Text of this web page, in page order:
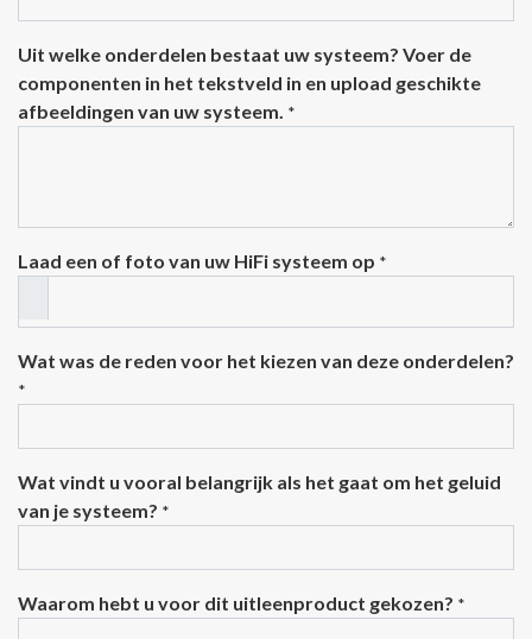
Uit welke onderdelen bestaat uw systeem? Voer de
componenten in het tekstveld in en upload geschikte
afbeeldingen van uw systeem. *
Laad een of foto van uw HiFi systeem op *
Wat was de reden voor het kiezen van deze onderdelen?
*
Wat vindt u vooral belangrijk als het gaat om het geluid
van je systeem? *
Waarom hebt u voor dit uitleenproduct gekozen? *